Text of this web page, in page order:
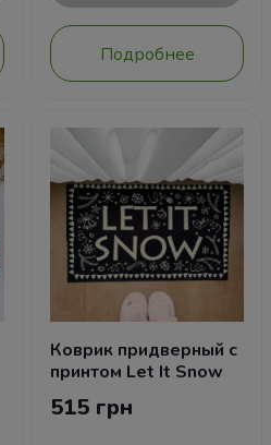
Подробнее
Коврик придверный с
принтом Let It Snow
515 грн